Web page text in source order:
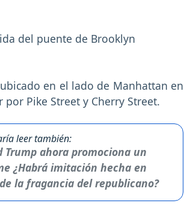
del puente de Brooklyn
en el lado de Manhattan en
Pike Street y Cherry Street.
leer también:
Trump ahora promociona un
¿Habrá imitación hecha en
la fragancia del republicano?